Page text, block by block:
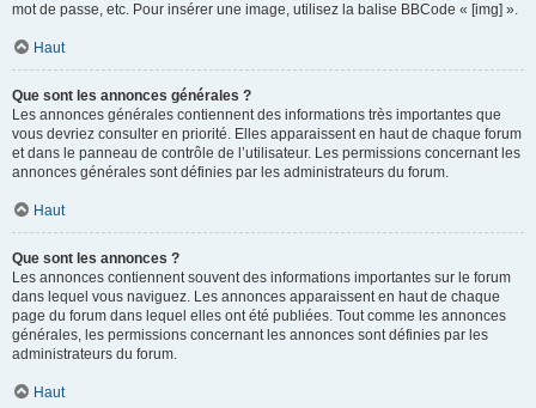
mot de passe, etc. Pour insérer une image, utilisez la balise BBCode « [img] ».
Haut
Que sont les annonces générales ?
Les annonces générales contiennent des informations très importantes que
vous devriez consulter en priorité. Elles apparaissent en haut de chaque forum
et dans le panneau de contrôle de l’utilisateur. Les permissions concernant les
annonces générales sont définies par les administrateurs du forum.
Haut
Que sont les annonces ?
Les annonces contiennent souvent des informations importantes sur le forum
dans lequel vous naviguez. Les annonces apparaissent en haut de chaque
page du forum dans lequel elles ont été publiées. Tout comme les annonces
générales, les permissions concernant les annonces sont définies par les
administrateurs du forum.
Haut